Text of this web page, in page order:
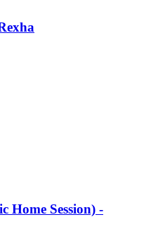
Home Session) -